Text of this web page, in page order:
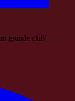
grande club"